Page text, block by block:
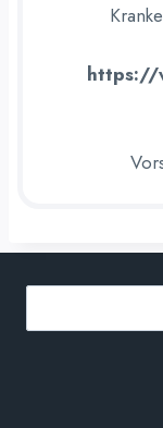
https://